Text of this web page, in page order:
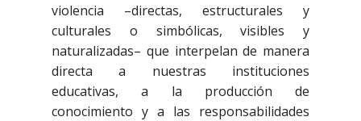
violencia –directas, estructurales y
culturales o simbólicas, visibles y
naturalizadas– que interpelan de manera
directa a nuestras instituciones
educativas, a la producción de
conocimiento y a las responsabilidades